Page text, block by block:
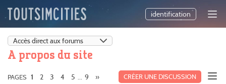
identification
A propos du site
CRÉER UNE DISCUSSION
PAGES 1 2 3 4 5 ... 9 »